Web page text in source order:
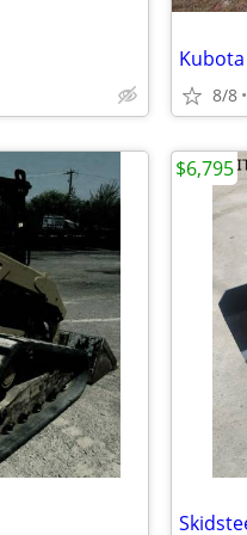
8/8
$6,795